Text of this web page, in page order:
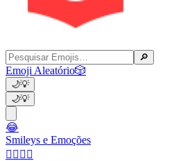
🔎
Emoji Aleatório🎲
🌙💡
🌙💡
😂
Smileys e Emoções
👩‍❤️‍💋‍👨